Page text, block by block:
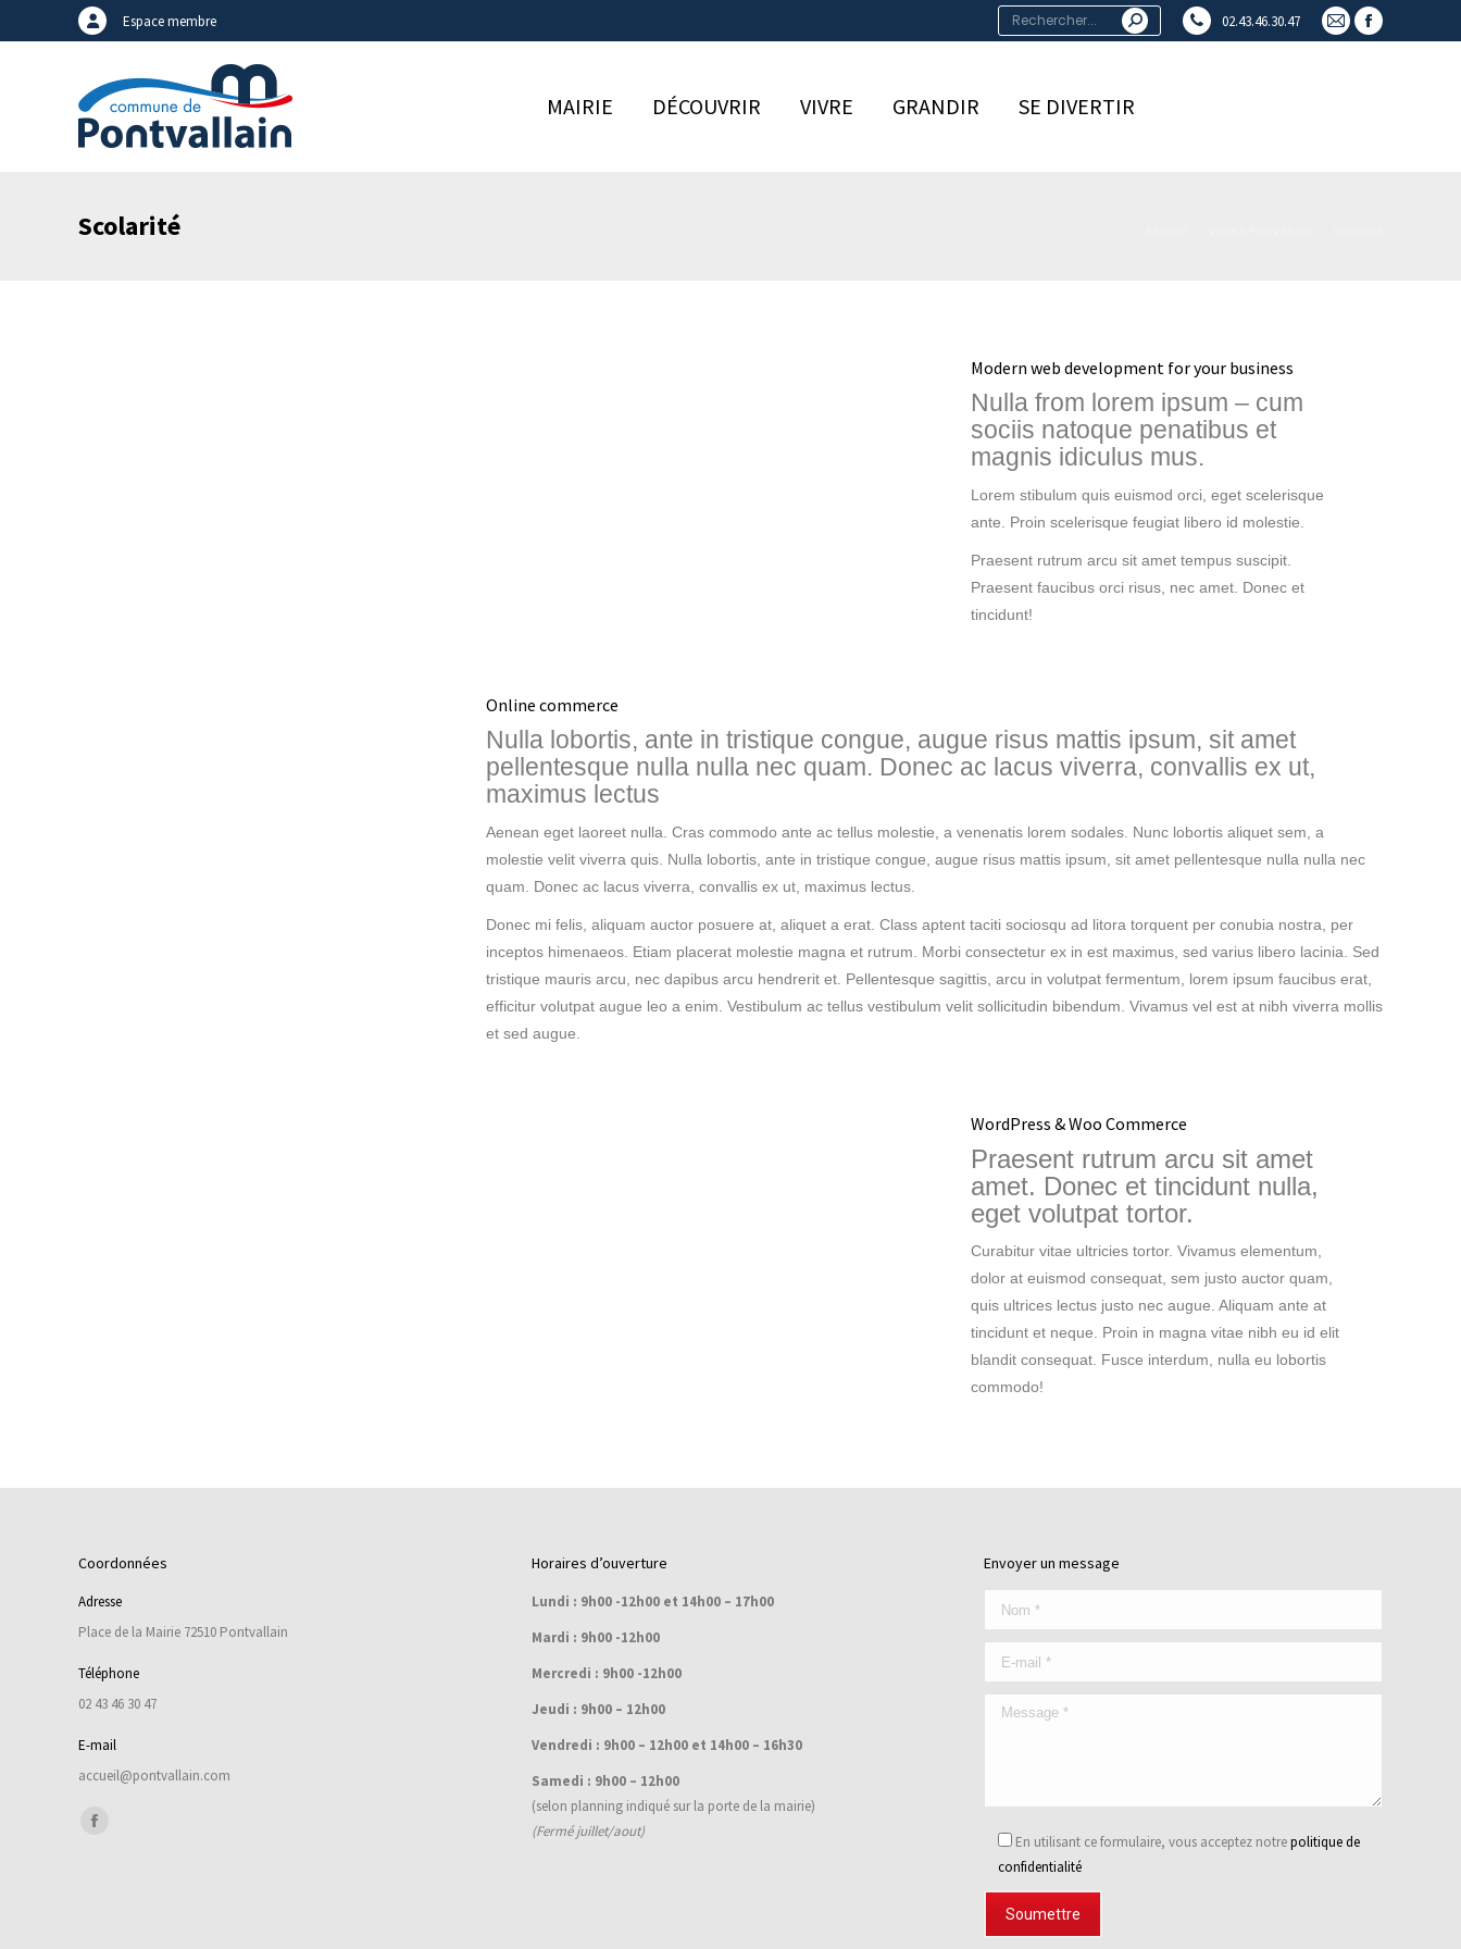
Espace membre Search: 02.43.46.30.47
Mail Facebook
MAIRIE DÉCOUVRIR VIVRE GRANDIR SE DIVERTIR
Scolarité
Modern web development for your business
Nulla from lorem ipsum – cum
sociis natoque penatibus et
magnis idiculus mus.
Lorem stibulum quis euismod orci, eget scelerisque
ante. Proin scelerisque feugiat libero id molestie.
Praesent rutrum arcu sit amet tempus suscipit.
Praesent faucibus orci risus, nec amet. Donec et
tincidunt!
Online commerce
Nulla lobortis, ante in tristique congue, augue risus mattis ipsum, sit amet
pellentesque nulla nulla nec quam. Donec ac lacus viverra, convallis ex ut,
maximus lectus
Aenean eget laoreet nulla. Cras commodo ante ac tellus molestie, a venenatis lorem sodales. Nunc lobortis aliquet sem, a
molestie velit viverra quis. Nulla lobortis, ante in tristique congue, augue risus mattis ipsum, sit amet pellentesque nulla nulla nec
quam. Donec ac lacus viverra, convallis ex ut, maximus lectus.
Donec mi felis, aliquam auctor posuere at, aliquet a erat. Class aptent taciti sociosqu ad litora torquent per conubia nostra, per
inceptos himenaeos. Etiam placerat molestie magna et rutrum. Morbi consectetur ex in est maximus, sed varius libero lacinia. Sed
tristique mauris arcu, nec dapibus arcu hendrerit et. Pellentesque sagittis, arcu in volutpat fermentum, lorem ipsum faucibus erat,
efficitur volutpat augue leo a enim. Vestibulum ac tellus vestibulum velit sollicitudin bibendum. Vivamus vel est at nibh viverra mollis
et sed augue.
WordPress & Woo Commerce
Praesent rutrum arcu sit amet
amet. Donec et tincidunt nulla,
eget volutpat tortor.
Curabitur vitae ultricies tortor. Vivamus elementum,
dolor at euismod consequat, sem justo auctor quam,
quis ultrices lectus justo nec augue. Aliquam ante at
tincidunt et neque. Proin in magna vitae nibh eu id elit
blandit consequat. Fusce interdum, nulla eu lobortis
commodo!
Coordonnées
Adresse
Place de la Mairie 72510 Pontvallain
Téléphone
02 43 46 30 47
E-mail
accueil@pontvallain.com
Trouvez nous sur :
Horaires d’ouverture
Lundi : 9h00 -12h00 et 14h00 – 17h00
Mardi : 9h00 -12h00
Mercredi : 9h00 -12h00
Jeudi : 9h00 – 12h00
Vendredi : 9h00 – 12h00 et 14h00 – 16h30
Samedi : 9h00 – 12h00
(selon planning indiqué sur la porte de la mairie)
(Fermé juillet/aout)
Envoyer un message
En utilisant ce formulaire, vous acceptez notrepolitique de
confidentialité
in
new
in
new